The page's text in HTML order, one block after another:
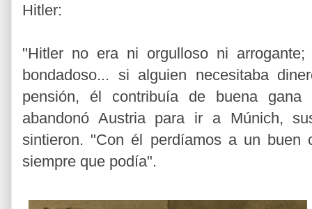
Hitler:
"Hitler no era ni orgulloso ni
bondadoso... si alguien necesitaba
pensión, él contribuía de buena
abandonó Austria para ir a Múnich,
sintieron. "Con él perdíamos a un buen
siempre que podía".